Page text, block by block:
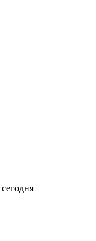
сегодня